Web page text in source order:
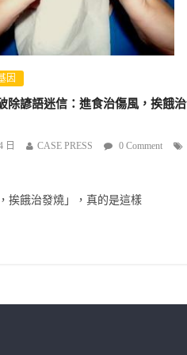
因
除諺語迷信：進食治傷風，挨餓
日 CASE PRESS 0 Comment
挨餓治發燒」，真的是這樣